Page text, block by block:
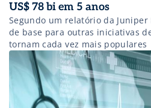
US$ 78 bi em 5 anos
Segundo um relatório da Juniper
de base para outras iniciativas
tornam cada vez mais populares